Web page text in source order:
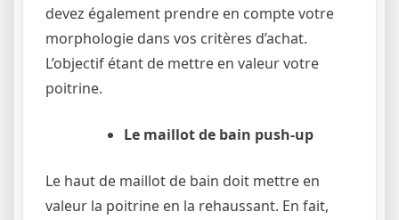
devez également prendre en compte votre
morphologie dans vos critères d’achat.
L’objectif étant de mettre en valeur votre
poitrine.
Le maillot de bain push-up
Le haut de maillot de bain doit mettre en
valeur la poitrine en la rehaussant. En fait,